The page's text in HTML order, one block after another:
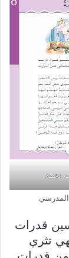
نجمة
المدرسي
قدرات
تثري